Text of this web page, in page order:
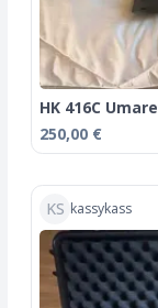
HK 416C
250,00 €
KS kassykass